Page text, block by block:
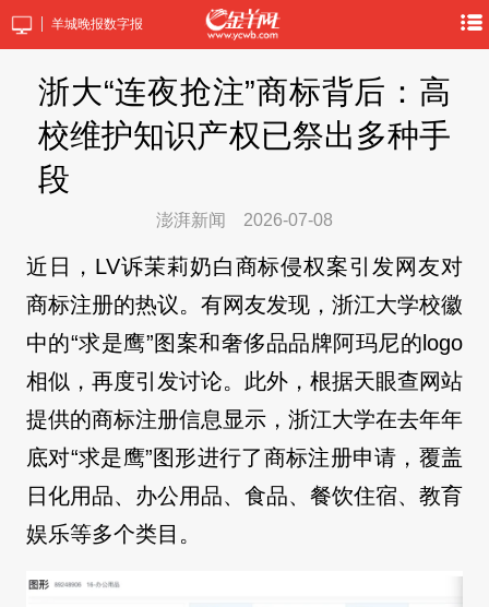
羊城晚报数字报
浙大“连夜抢注”商标背后：高
校维护知识产权已祭出多种手
段
​澎湃新闻 2026-07-08
近日，LV诉茉莉奶白商标侵权案引发网友对
商标注册的热议。有网友发现，浙江大学校徽
中的“求是鹰”图案和奢侈品品牌阿玛尼的logo
相似，再度引发讨论。此外，根据天眼查网站
提供的商标注册信息显示，浙江大学在去年年
底对“求是鹰”图形进行了商标注册申请，覆盖
日化用品、办公用品、食品、餐饮住宿、教育
娱乐等多个类目。